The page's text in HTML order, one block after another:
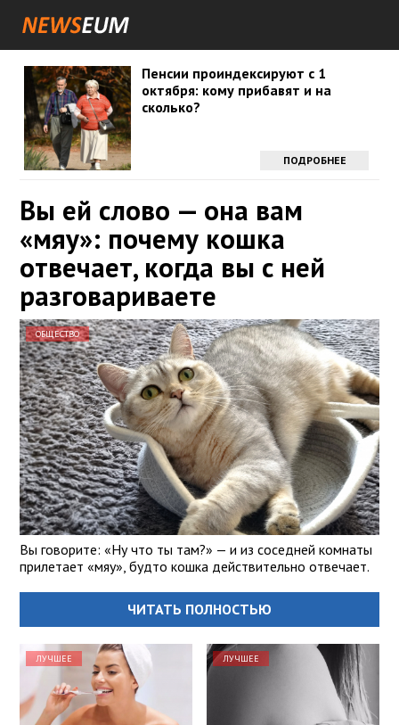
Пенсии проиндексируют с 1
октября: кому прибавят и на
сколько?
ПОДРОБНЕЕ
Вы ей слово — она вам
«мяу»: почему кошка
отвечает, когда вы с ней
разговариваете
ОБЩЕСТВО
Вы говорите: «Ну что ты там?» — и из соседней комнаты
прилетает «мяу», будто кошка действительно отвечает.
ЧИТАТЬ ПОЛНОСТЬЮ
ЛУЧШЕЕ ЛУЧШЕЕ